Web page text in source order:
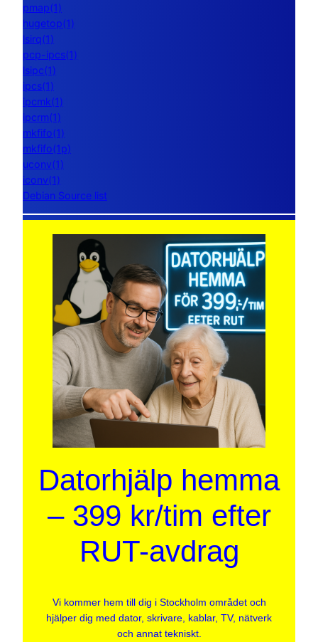
pmap(1)
hugetop(1)
lsirq(1)
pcp-ipcs(1)
lsipc(1)
ipcs(1)
ipcmk(1)
ipcrm(1)
mkfifo(1)
mkfifo(1p)
uconv(1)
iconv(1)
Debian Source list
Datorhjälp hemma
– 399 kr/tim efter
RUT-avdrag
Vi kommer hem till dig i Stockholm området och
hjälper dig med dator, skrivare, kablar, TV, nätverk
och annat tekniskt.